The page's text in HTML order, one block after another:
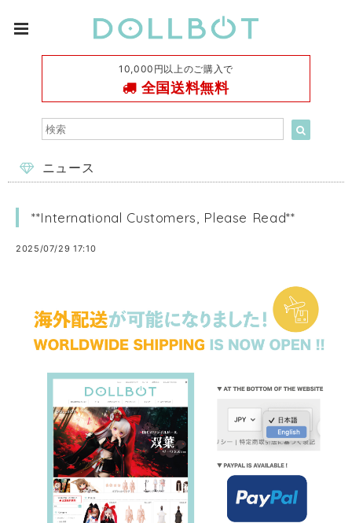
10,000円以上のご購入で
全国送料無料
ニュース
**International Customers, Please Read**
2025/07/29 17:10